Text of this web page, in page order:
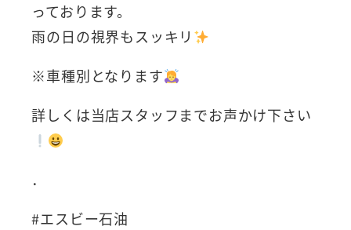
っております。
雨の日の視界もスッキリ
※車種別となります
詳しくは当店スタッフまでお声かけ下さい
．
#エスビー石油